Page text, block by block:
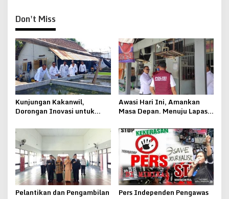
Don't Miss
Kunjungan Kakanwil,
Dorongan Inovasi untuk
Awasi Hari Ini, Amankan
Masa Depan. Menuju Lapas
Pelantikan dan Pengambilan
Pers Independen Pengawas